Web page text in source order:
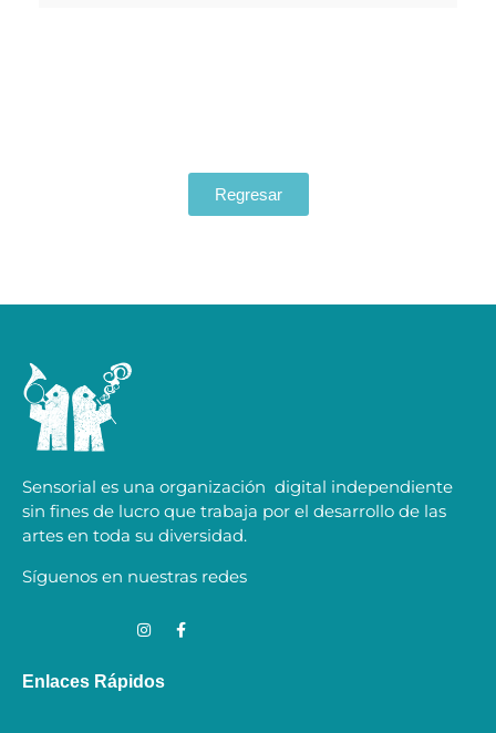
Regresar
Sensorial es una organización digital independiente
sin fines de lucro que trabaja por el desarrollo de las
artes en toda su diversidad.
Síguenos en nuestras redes
Enlaces Rápidos